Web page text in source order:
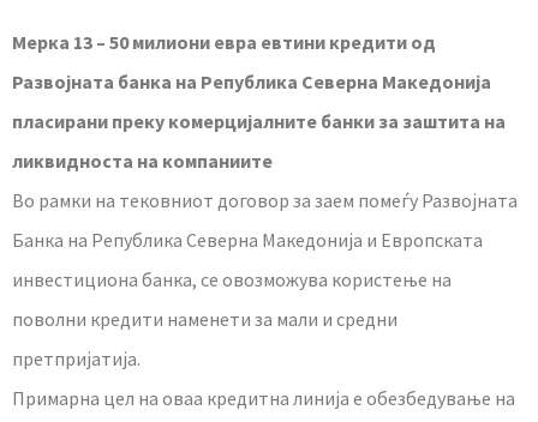
Мерка 13 – 50 милиони евра евтини кредити од
Развојната банка на Република Северна Македонија
пласирани преку комерцијалните банки за заштита на
ликвидноста на компаниите
Во рамки на тековниот договор за заем помеѓу Развојната
Банка на Република Северна Македонија и Европската
инвестициона банка, се овозможува користење на
поволни кредити наменети за мали и средни
претпријатија.
Примарна цел на оваа кредитна линија е обезбедување на